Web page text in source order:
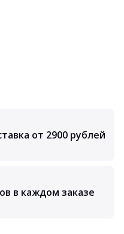
от 2900 рублей
в каждом заказе